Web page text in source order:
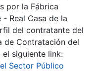
por la Fábrica
Real Casa de la
del contratante del
de Contratación del
siguiente link:
Sector Público